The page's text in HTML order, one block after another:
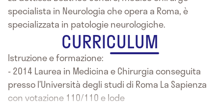
specialista in Neurologia che opera a Roma, è
specializzata in patologie neurologiche.
CURRICULUM
Istruzione e formazione:
- 2014 Laurea in Medicina e Chirurgia conseguita
presso l’Università degli studi di Roma La Sapienza
con votazione 110/110 e lode